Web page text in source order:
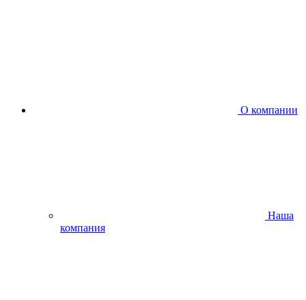
О компании
Наша
компания